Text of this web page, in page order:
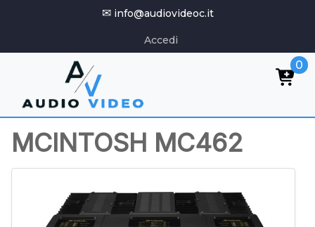
✉ info@audiovideoc.it
Accedi
0
MCINTOSH MC462